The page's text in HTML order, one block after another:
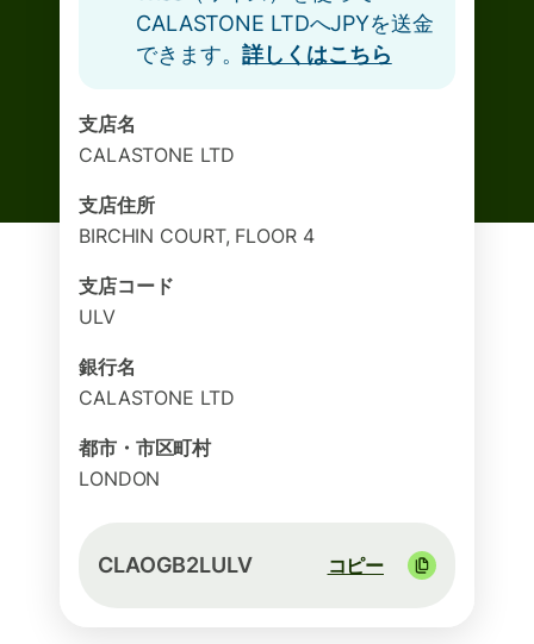
CALASTONE LTDへJPYを送金
できます。詳しくはこちら
支店名
CALASTONE LTD
支店住所
BIRCHIN COURT, FLOOR 4
支店コード
ULV
銀行名
CALASTONE LTD
都市・市区町村
LONDON
CLAOGB2LULV コピー